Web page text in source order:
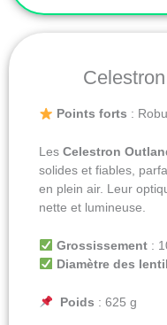
Points forts :
Les Celestron
solides et fiables,
en plein air. Leur
nette et lumineuse.
Grossissement:
Diamètre des
Poids : 625 g